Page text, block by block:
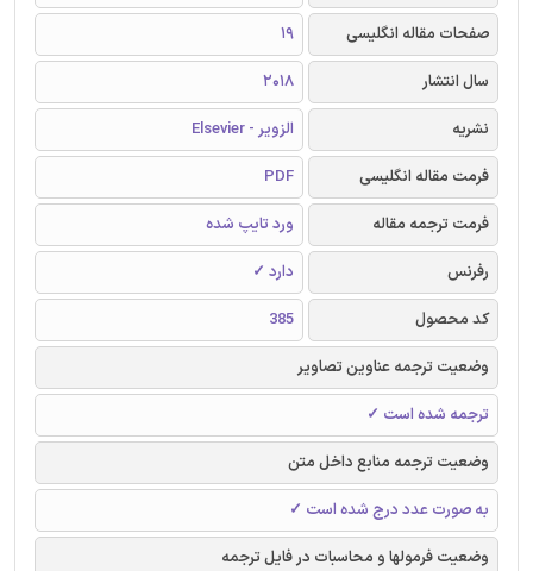
صفحات مقاله انگلیسی
19
سال انتشار
2018
نشریه
الزویر - Elsevier
فرمت مقاله انگلیسی
PDF
فرمت ترجمه مقاله
ورد تایپ شده
رفرنس
دارد ✓
کد محصول
385
وضعیت ترجمه عناوین تصاویر
ترجمه شده است ✓
وضعیت ترجمه منابع داخل متن
به صورت عدد درج شده است ✓
وضعیت فرمولها و محاسبات در فایل ترجمه